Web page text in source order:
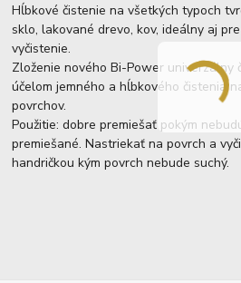
Hĺbkové čistenie na všetkých typoch
sklo, lakované drevo, kov, ideálny aj
vyčistenie.
Zloženie nového Bi-Power univerzálny
účelom jemného a hĺbkového čistenia
povrchov.
Použitie: dobre premiešať pokým
premiešané. Nastriekať na povrch a
handričkou kým povrch nebude suchý.